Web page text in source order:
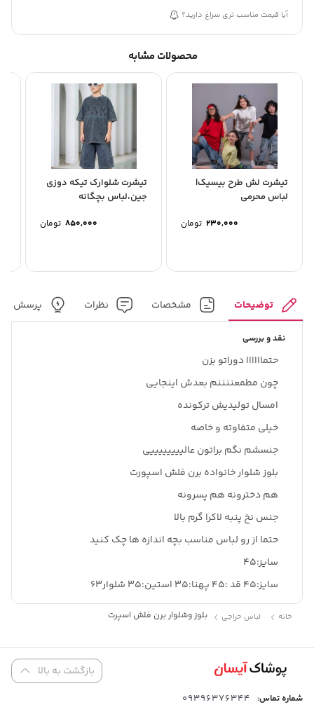
آیا قیمت مناسب تری سراغ دارید؟
محصولات مشابه
تیشرت لش طرح بیسیک|
لباس محرمی
230,000 تومان
تیشرت شلوارک تیکه دوزی
جین،لباس بچگانه
850,000 تومان
توضیحات مشخصات نظرات پرسش و
نقد و بررسی
حتماااااا دوراتو بزن
چون مطمعننننم بعدش اینجایی
امسال تولیدیش ترکونده
خیلی متفاوته و خاصه
جنسشم نگم براتون عالییییییییی
بلوز شلوار خانواده برن فلش اسپورت
هم دخترونه هم پسرونه
جنس نخ پنبه لاکرا گرم بالا
حتما از رو لباس مناسب بچه اندازه ها چک کنید
سایز:۴۵
سایز:۴۵ قد :۴۵ پهنا:۳۵ استین:۳۵ شلوار63
خانه لباس حراجی بلوز وشلوار برن فلش اسپرت
بازگشت به بالا
شماره تماس: 09396376344